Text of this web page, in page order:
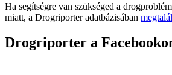
Ha segítségre van szükséged a
miatt, a Drogriporter adatbázisában
Drogriporter a